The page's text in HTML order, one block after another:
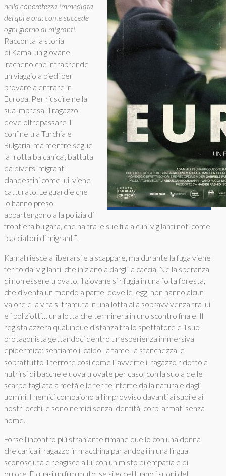
nella concretezza immediata
del qui e ora: come succede
ogni giorno ai migranti.
Racconta la storia
di Kamal un giovane
iracheno che intraprende
un viaggio a piedi per
provare a entrare in
Europa. Per riuscire nella
sua impresa, il ragazzo
deve oltrepassare il
confine tra Turchia e
Bulgaria, ma mentre segue
la “rotta balcanica”, battuta
da diversi migranti
clandestini come lui, viene
catturato. Le guardie che
lo hanno preso
appartengono alla polizia di
frontiera bulgara, che ha tra le sue fila alcuni vigilanti noti come
“cacciatori di migranti”.
Kamal riesce a liberarsi e a scappare, ma durante la fuga viene
ferito dai vigilanti, che iniziano a dargli la caccia. Nella speranza
di non essere trovato, il giovane si rifugia in una folta foresta,
che diventa un mondo a parte, dove le leggi non hanno alcun
valore e la vita si tramuta in una lotta alla sopravvivenza tra lui
e i poliziotti… una lotta che terminerà in uno scontro finale. Il
regista azzera qualunque distanza fra lo spettatore e il suo
protagonista gettandoci dentro un’esperienza immersiva
epidermica: sentiamo il caldo, la fame, la stanchezza, e
soprattutto il terrore così come li avverte il ragazzo ridotto a
nutrirsi di bacche e uova trovate per caso, con la suola delle
scarpe tagliata a metà e le ferite inferte dalla natura e dagli
uomini. I nemici compaiono all’improvviso davanti ai suoi e ai
nostri occhi, e sono nemici senza identità, corpi armati senza
nome.
Forse l’incontro più straniante rimane quello con una donna
che carica il ragazzo in macchina parlandogli in una lingua
sconosciuta e reagisce a lui con un misto di empatia e di
orrore. È quasi un film muto, se si eccettuano i suoni del